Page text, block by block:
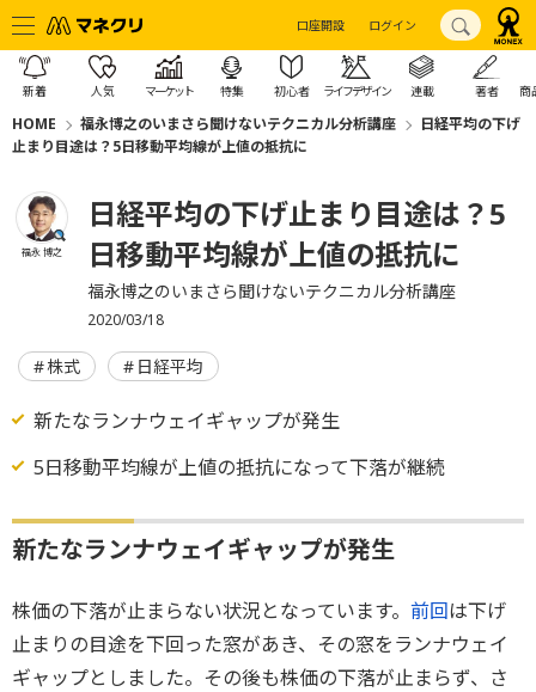
口座開設 ログイン
新着 人気 マーケット 特集 初心者 ライフデザイン 連載 著者 商
HOME 福永博之のいまさら聞けないテクニカル分析講座
日経平均の下げ
止まり目途は？5日移動平均線が上値の抵抗に
福永 博之
日経平均の下げ止まり目途は？5
日移動平均線が上値の抵抗に
福永博之のいまさら聞けないテクニカル分析講座
2020/03/18
株式 日経平均
新たなランナウェイギャップが発生
5日移動平均線が上値の抵抗になって下落が継続
新たなランナウェイギャップが発生
株価の下落が止まらない状況となっています。 前回は下げ
止まりの目途を下回った窓があき、その窓をランナウェイ
ギャップとしました。その後も株価の下落が止まらず、さ